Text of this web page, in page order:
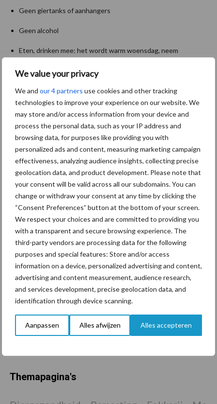
We value your privacy
We and our 4 partners use cookies and other tracking
technologies to improve your experience on our website. We
may store and/or access information from your device and
process the personal data, such as your IP address and
browsing data, for purposes like providing you with
personalized ads and content, measuring marketing campaign
effectiveness, analyzing audience insights, collecting precise
geolocation data, and product development. Please note that
your consent will be valid across all our subdomains. You can
change or withdraw your consent at any time by clicking the
“Consent Preferences” button at the bottom of your screen.
We respect your choices and are committed to providing you
with a transparent and secure browsing experience. The
third-party vendors are processing data for the following
purposes and special features: Store and/or access
information on a device, personalized advertising and content,
advertising and content measurement, audience research,
and services development, precise geolocation data, and
identification through device scanning.
Aanpassen Alles afwijzen Alles accepteren
Geen giertanks of aanhangers
Geen alcohol
Eten, drinken mee: het wordt warm woensdag, neem
EHBO-koffer mee
LTO Noord
Aanbevolen voor jou!
ForFarmers ziet volume en
marktaandeel groeien in
krimpende Nederlandse
markt
Tien praktische tips voor
een langere levensduur
“Vraag naar praktische
hygieneoplossingen is in
Polen groter dan ooit”
Themapagina's